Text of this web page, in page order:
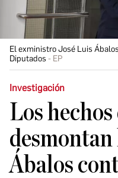
El exministro José Luis
Diputados
EP
Investigación
Los
Ábalos